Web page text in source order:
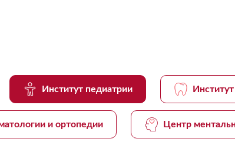
Институт педиатрии
и ортопедии Центр